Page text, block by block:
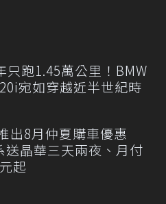
只跑1.45萬公里！BMW
宛如穿越近半世紀時
出8月仲夏購車優惠
送晶華三天兩夜、月付
起